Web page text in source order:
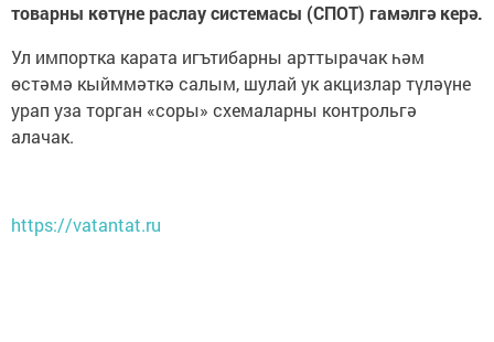
товарны көтүне раслау системасы (СПОТ) гамәлгә керә.
Ул импортка карата игътибарны арттырачак һәм
өстәмә кыйммәткә салым, шулай ук акцизлар түләүне
урап уза торган «соры» схемаларны контрольгә
алачак.
https://vatantat.ru